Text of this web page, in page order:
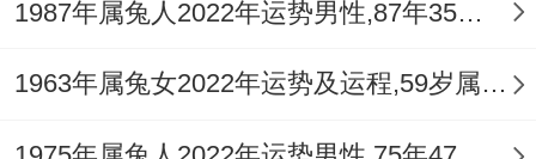
1987年属兔人2022年运势男性,87年35岁属兔男2022年每月运程怎么样
1963年属兔女2022年运势及运程,59岁属兔人2022全年每月运势女性如何